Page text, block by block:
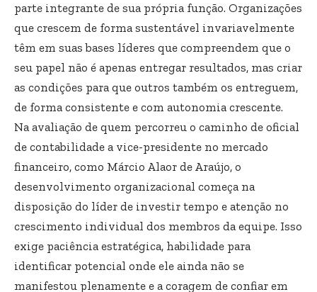
parte integrante de sua própria função. Organizações
que crescem de forma sustentável invariavelmente
têm em suas bases líderes que compreendem que o
seu papel não é apenas entregar resultados, mas criar
as condições para que outros também os entreguem,
de forma consistente e com autonomia crescente.
Na avaliação de quem percorreu o caminho de oficial
de contabilidade a vice-presidente no mercado
financeiro, como Márcio Alaor de Araújo, o
desenvolvimento organizacional começa na
disposição do líder de investir tempo e atenção no
crescimento individual dos membros da equipe. Isso
exige paciência estratégica, habilidade para
identificar potencial onde ele ainda não se
manifestou plenamente e a coragem de confiar em